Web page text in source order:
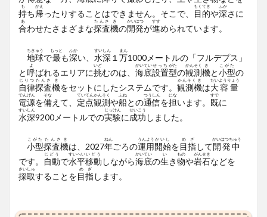
持
も
ち帰
かえ
ったりすることはできません。そこで、 目的
もくてき
や深
ふか
さに
合
あ
わせたさまざまな探査
たんさ
機
き
の開発
かいはつ
が進
すす
められています。
地球
ちきゅう
で最
もっと
も深
ふか
い、 水深
すいしん
１ 万
まん
1000メートルの「フルデプス」
と呼
よ
ばれるエリアに挑
いど
むのは、 海底
かいてい
設置
せっち
型
がた
の観測
かんそく
機
き
と小型
こがた
の
自律
じりつ
探査
たんさ
機
き
をセットにしたシステムです。 観測機
かんそくき
は大
だい
容量
ようりょう
電源
でんげん
を備
そな
えて、 定点観測
ていてんかんそく
や船
ふね
との通信
つうしん
を担
にな
います。 既
すで
に
水深
すいしん
9200メートルでの実験
じっけん
に成功
せいこう
しました。
小型
こがた
探査機
たんさき
は、2027年
ねん
ごろの運用
うんよう
開始
かいし
を目指
めざ
して開発中
かいはつちゅう
です。 自動
じどう
で水平
すいへい
移動
いどう
しながら海底
かいてい
の生
い
き物
もの
や岩石
がんせき
などを
採取
さいしゅ
することを目指
めざ
します。